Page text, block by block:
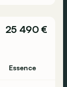
25 490 €
Essence